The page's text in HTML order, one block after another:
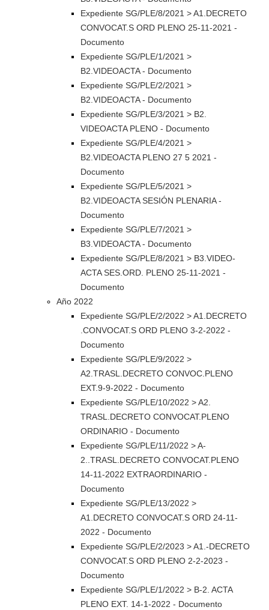
Expediente SG/PLE/8/2021 > A1.DECRETO
CONVOCAT.S ORD PLENO 25-11-2021 -
Documento
Expediente SG/PLE/1/2021 >
B2.VIDEOACTA - Documento
Expediente SG/PLE/2/2021 >
B2.VIDEOACTA - Documento
Expediente SG/PLE/3/2021 > B2.
VIDEOACTA PLENO - Documento
Expediente SG/PLE/4/2021 >
B2.VIDEOACTA PLENO 27 5 2021 -
Documento
Expediente SG/PLE/5/2021 >
B2.VIDEOACTA SESIÓN PLENARIA -
Documento
Expediente SG/PLE/7/2021 >
B3.VIDEOACTA - Documento
Expediente SG/PLE/8/2021 > B3.VIDEO-
ACTA SES.ORD. PLENO 25-11-2021 -
Documento
Año 2022
Expediente SG/PLE/2/2022 > A1.DECRETO
.CONVOCAT.S ORD PLENO 3-2-2022 -
Documento
Expediente SG/PLE/9/2022 >
A2.TRASL.DECRETO CONVOC.PLENO
EXT.9-9-2022 - Documento
Expediente SG/PLE/10/2022 > A2.
TRASL.DECRETO CONVOCAT.PLENO
ORDINARIO - Documento
Expediente SG/PLE/11/2022 > A-
2..TRASL.DECRETO CONVOCAT.PLENO
14-11-2022 EXTRAORDINARIO -
Documento
Expediente SG/PLE/13/2022 >
A1.DECRETO CONVOCAT.S ORD 24-11-
2022 - Documento
Expediente SG/PLE/2/2023 > A1.-DECRETO
CONVOCAT.S ORD PLENO 2-2-2023 -
Documento
Expediente SG/PLE/1/2022 > B-2. ACTA
PLENO EXT. 14-1-2022 - Documento